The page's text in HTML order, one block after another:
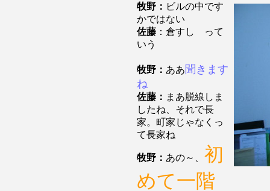
牧野： ビルの中です
かではない
佐藤 ：倉すし って
いう
牧野： ああ聞きます
ね
佐藤： まあ脱線しま
したね、それで長
家。町家じゃなくっ
て長家ね
牧野： あの～、 初
めて一階